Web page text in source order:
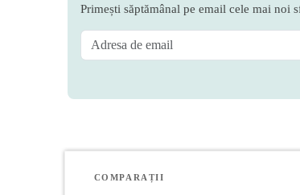
Primești săptămânal pe email cele mai noi
COMPARAȚII